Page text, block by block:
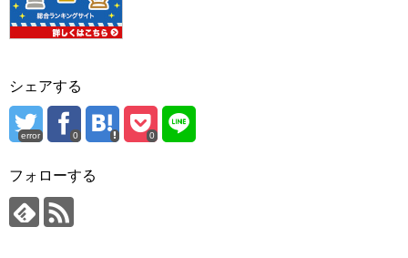
シェアする
error 0 0
フォローする